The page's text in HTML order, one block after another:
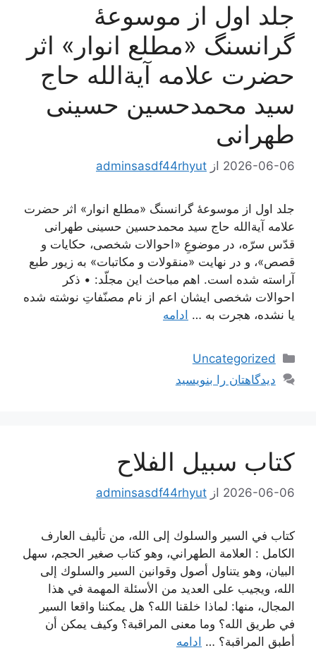
جلد اول از موسوعۀ
گرانسنگ «مطلع انوار» اثر
حضرت علامه آیة‌الله حاج
سید محمدحسین حسینی
طهرانی
2026-06-06 از adminsasdf44rhyut
جلد اول از موسوعۀ گرانسنگ «مطلع انوار» اثر حضرت
علامه آیة‌الله حاج سید محمدحسین حسینی طهرانی
قدّس سرّه، در موضوعِ «احوالات شخصی، حکایات و
قصص»، و در نهایت «منقولات و مکاتبات» به زیور طبع
آراسته شده است. اهم مباحث این مجلّد: • ذکر
احوالات شخصی ایشان اعم از نام مصنّفاتِ نوشته شده
یا نشده، هجرت به … ادامه
دسته‌ها
Uncategorized
دیدگاهتان را بنویسید
كتاب سبيل الفلاح
2026-06-06 از adminsasdf44rhyut
كتاب في السير والسلوك إلى الله، من تأليف العارف
الكامل : العلامة الطهراني، وهو كتاب صغير الحجم، سهل
البيان، وهو يتناول أصول وقوانين السير والسلوك إلى
الله، ويجيب على العديد من الأسئلة المهمة في هذا
المجال، منها: لماذا خلقنا الله؟ هل يمكننا واقعا السير
في طريق الله؟ وما معنى المراقبة؟ وكيف يمكن أن
أطبق المراقبة؟ … ادامه